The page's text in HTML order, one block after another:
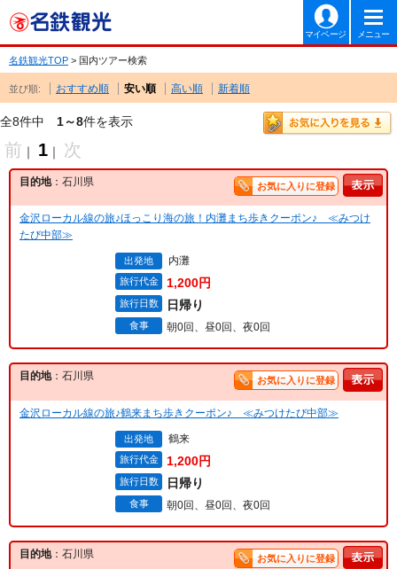
マイページ メニュー
名鉄観光TOP > 国内ツアー検索
並び順: おすすめ順 安い順 高い順 新着順
全8件中 1～8件を表示
前 ｜ 1 ｜ 次
目的地：石川県 お気に入りに登録
金沢ローカル線の旅♪ほっこり海の旅！内灘まち歩きクーポン♪ ≪みつけ
たび中部≫
出発地 内灘
旅行代金 1,200円
旅行日数 日帰り
食事 朝0回、昼0回、夜0回
目的地：石川県 お気に入りに登録
金沢ローカル線の旅♪鶴来まち歩きクーポン♪ ≪みつけたび中部≫
出発地 鶴来
旅行代金 1,200円
旅行日数 日帰り
食事 朝0回、昼0回、夜0回
目的地：石川県 お気に入りに登録